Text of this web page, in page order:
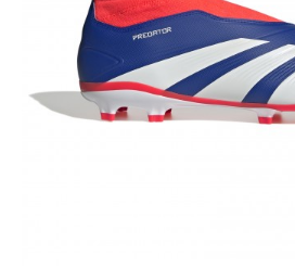
Futebol
Running
Trail